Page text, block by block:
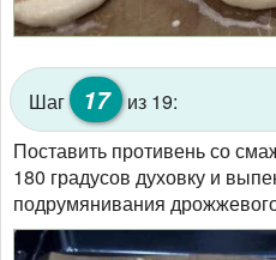
Шаг 17 из 19:
Поставить противень со
180 градусов духовку и
подрумянивания